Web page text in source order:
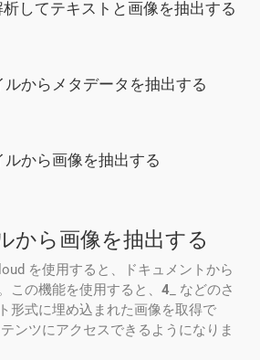
してテキストと画像を抽出する
ルからメタデータを抽出する
ルから画像を抽出する
から画像を抽出する
を使用すると、ドキュメントから
この機能を使用すると、 4 _ などのさ
形式に埋め込まれた画像を取得で
ンツにアクセスできるようになりま